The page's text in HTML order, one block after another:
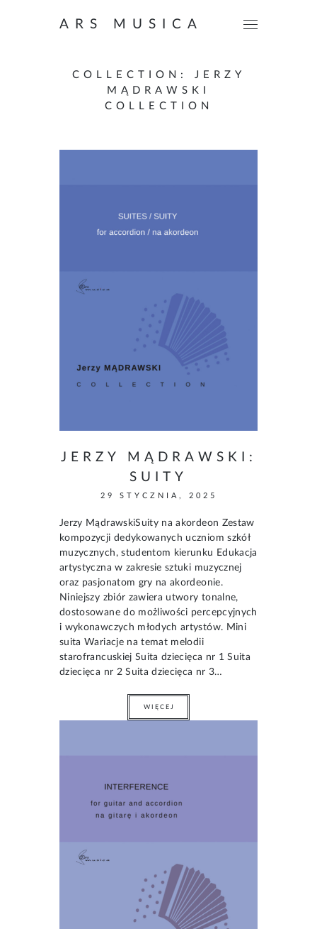
ARS MUSICA
COLLECTION: JERZY
MĄDRAWSKI
COLLECTION
JERZY MĄDRAWSKI:
SUITY
29 STYCZNIA, 2025
Jerzy MądrawskiSuity na akordeon Zestaw
kompozycji dedykowanych uczniom szkół
muzycznych, studentom kierunku Edukacja
artystyczna w zakresie sztuki muzycznej
oraz pasjonatom gry na akordeonie.
Niniejszy zbiór zawiera utwory tonalne,
dostosowane do możliwości percepcyjnych
i wykonawczych młodych artystów. Mini
suita Wariacje na temat melodii
starofrancuskiej Suita dziecięca nr 1 Suita
dziecięca nr 2 Suita dziecięca nr 3…
WIĘCEJ